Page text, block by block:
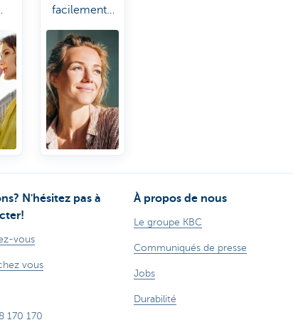
facilement
des
documents
tels que
certificat
d'assurance
ou autres
attestations.
N'hésitez pas à
vous
vous
170 170
À propos de nous
Le groupe KBC
Communiqués de presse
Jobs
Durabilité